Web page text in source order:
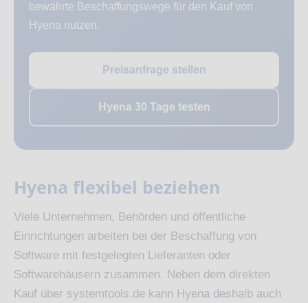
bewährte Beschaffungswege für den Kauf von
Hyena nutzen.
Preisanfrage stellen
Hyena 30 Tage testen
Hyena flexibel beziehen
Viele Unternehmen, Behörden und öffentliche
Einrichtungen arbeiten bei der Beschaffung von
Software mit festgelegten Lieferanten oder
Softwarehäusern zusammen. Neben dem direkten
Kauf über systemtools.de kann Hyena deshalb auch